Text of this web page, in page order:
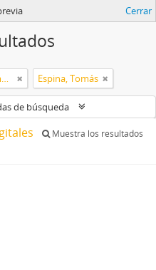
Cerrar
Colección de Publicaciones de Arte Impreso Espina, Tomás
de búsqueda
Muestra los resultados